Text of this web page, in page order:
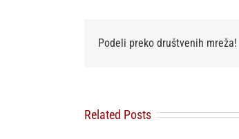
Podeli preko društvenih mreža!
Related Posts